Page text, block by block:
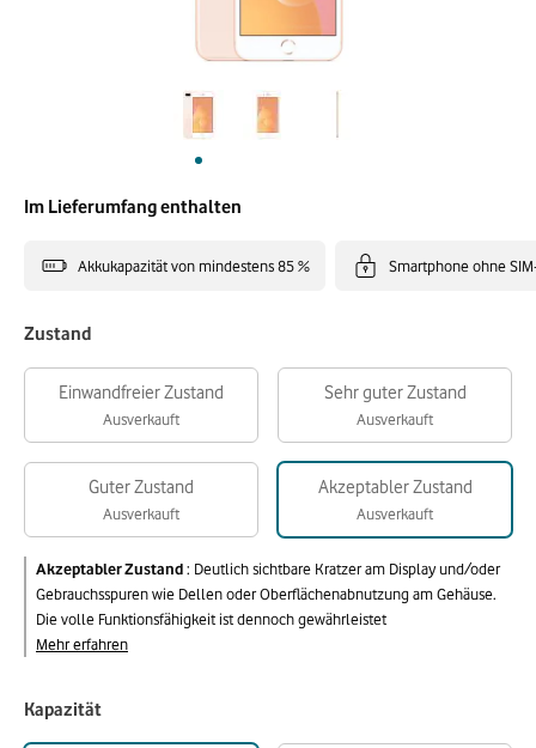
Im Lieferumfang enthalten
Akkukapazität von mindestens 85 % Smartphone ohne
Zustand
Einwandfreier Zustand
Ausverkauft
Sehr guter Zustand
Ausverkauft
Guter Zustand
Ausverkauft
Akzeptabler Zustand
Ausverkauft
Akzeptabler Zustand: Deutlich sichtbare Kratzer am Display und/oder
Gebrauchsspuren wie Dellen oder Oberflächenabnutzung am Gehäuse.
Die volle Funktionsfähigkeit ist dennoch gewährleistet
Mehr erfahren
Kapazität